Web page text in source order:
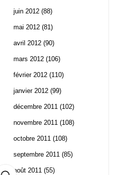
juin 2012 (88)
mai 2012 (81)
avril 2012 (90)
mars 2012 (106)
février 2012 (110)
janvier 2012 (99)
décembre 2011 (102)
novembre 2011 (108)
octobre 2011 (108)
septembre 2011 (85)
août 2011 (55)